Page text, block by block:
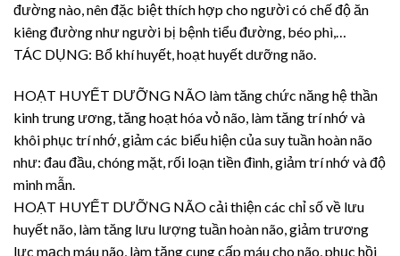
đường nào, nên đặc biệt thích hợp cho người có chế độ ăn
kiêng đường như người bị bệnh tiểu đường, béo phì,…
TÁC DỤNG: Bổ khí huyết, hoạt huyết dưỡng não.
HOẠT HUYẾT DƯỠNG NÃO làm tăng chức năng hệ thần
kinh trung ương, tăng hoạt hóa vỏ não, làm tăng trí nhớ và
khôi phục trí nhớ, giảm các biểu hiện của suy tuần hoàn não
như: đau đầu, chóng mặt, rối loạn tiền đình, giảm trí nhớ và độ
minh mẫn.
HOẠT HUYẾT DƯỠNG NÃO cải thiện các chỉ số về lưu
huyết não, làm tăng lưu lượng tuần hoàn não, giảm trương
lực mạch máu não, làm tăng cung cấp máu cho não, phục hồi